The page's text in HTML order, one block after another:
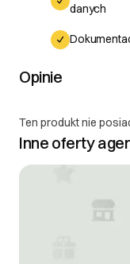
danych
Opinie
Ten produkt nie
Inne oferty